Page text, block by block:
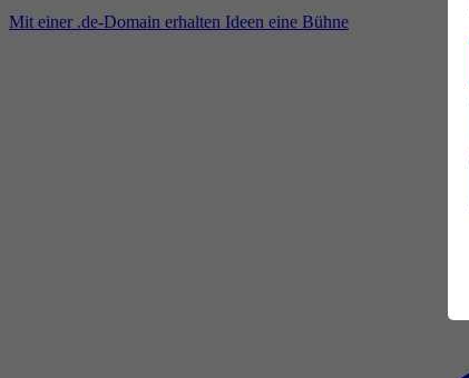
Mit einer .de-Domain erhalten Ideen eine Bühne